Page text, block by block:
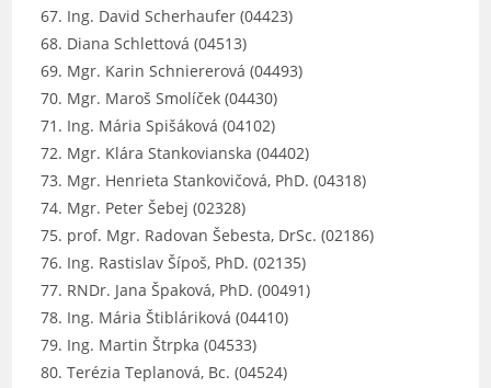
Ing. David Scherhaufer (04423)
Diana Schlettová (04513)
Mgr. Karin Schniererová (04493)
Mgr. Maroš Smolíček (04430)
Ing. Mária Spišáková (04102)
Mgr. Klára Stankovianska (04402)
Mgr. Henrieta Stankovičová, PhD. (04318)
Mgr. Peter Šebej (02328)
prof. Mgr. Radovan Šebesta, DrSc. (02186)
Ing. Rastislav Šípoš, PhD. (02135)
RNDr. Jana Špaková, PhD. (00491)
Ing. Mária Štibláriková (04410)
Ing. Martin Štrpka (04533)
Terézia Teplanová, Bc. (04524)